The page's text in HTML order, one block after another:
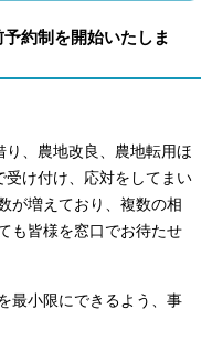
約制を開始いたしま
、農地改良、農地転用ほ
け付け、応対をしてまい
が増えており、複数の相
も皆様を窓口でお待たせ
最小限にできるよう、事